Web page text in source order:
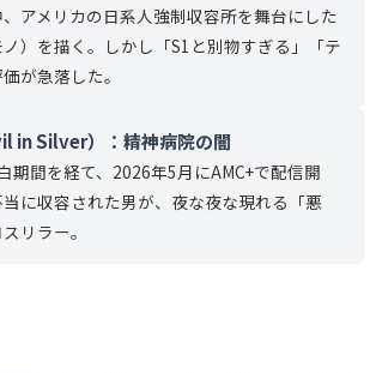
アメリカの日系人強制収容所を舞台にした
）を描く。しかし「S1と別物すぎる」「テ
が急落した。
in Silver）：精神病院の闇
期間を経て、2026年5月にAMC+で配信開
に収容された男が、夜な夜な現れる「悪
リラー。